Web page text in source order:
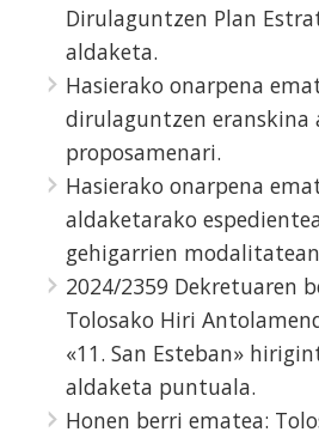
Dirulaguntzen Plan
aldaketa.
Hasierako onarpena
dirulaguntzen eranskina
proposamenari.
Hasierako onarpena
aldaketarako
gehigarrien
2024/2359 Dekretuaren
Tolosako Hiri
«11. San Esteban»
aldaketa puntuala.
Honen berri ematea: